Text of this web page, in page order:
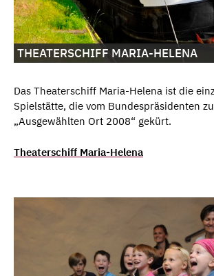
THEATERSCHIFF MARIA-HELENA
Das Theaterschiff Maria-Helena ist die
Spielstätte, die vom Bundespräsidenten
„Ausgewählten Ort 2008“ gekürt.
Theaterschiff Maria-Helena